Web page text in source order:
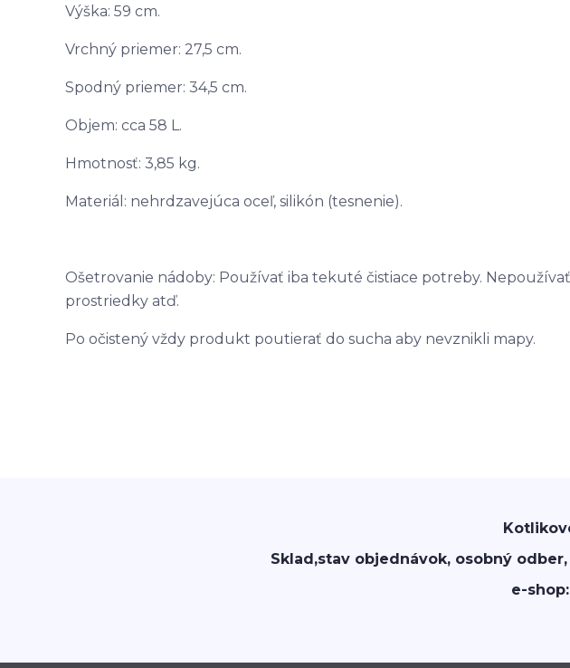
Výška: 59 cm.
Vrchný priemer: 27,5 cm.
Spodný priemer: 34,5 cm.
Objem: cca 58 L.
Hmotnosť: 3,85 kg.
Materiál: nehrdzavejúca oceľ, silikón (tesnenie).
Ošetrovanie nádoby: Používať iba tekuté čistiace potreby.
prostriedky atď.
Po očistený vždy produkt poutierať do sucha aby nevznikli mapy.
Sklad,stav objednávok, osobný odber,
e-